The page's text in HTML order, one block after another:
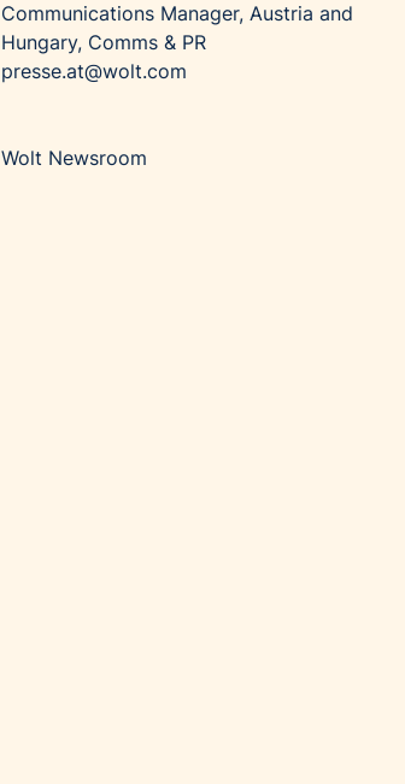
Communications Manager, Austria and
Hungary, Comms & PR
presse.at@wolt.com
Wolt Newsroom